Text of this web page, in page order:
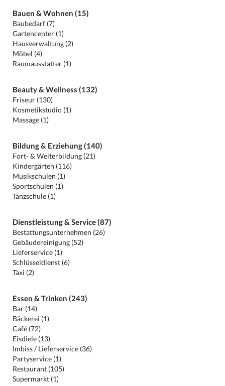
Bauen & Wohnen (15)
Baubedarf (7)
Gartencenter (1)
Hausverwaltung (2)
Möbel (4)
Raumausstatter (1)
Beauty & Wellness (132)
Friseur (130)
Kosmetikstudio (1)
Massage (1)
Bildung & Erziehung (140)
Fort- & Weiterbildung (21)
Kindergärten (116)
Musikschulen (1)
Sportschulen (1)
Tanzschule (1)
Dienstleistung & Service (87)
Bestattungsunternehmen (26)
Gebäudereinigung (52)
Lieferservice (1)
Schlüsseldienst (6)
Taxi (2)
Essen & Trinken (243)
Bar (14)
Bäckerei (1)
Café (72)
Eisdiele (13)
Imbiss / Lieferservice (36)
Partyservice (1)
Restaurant (105)
Supermarkt (1)